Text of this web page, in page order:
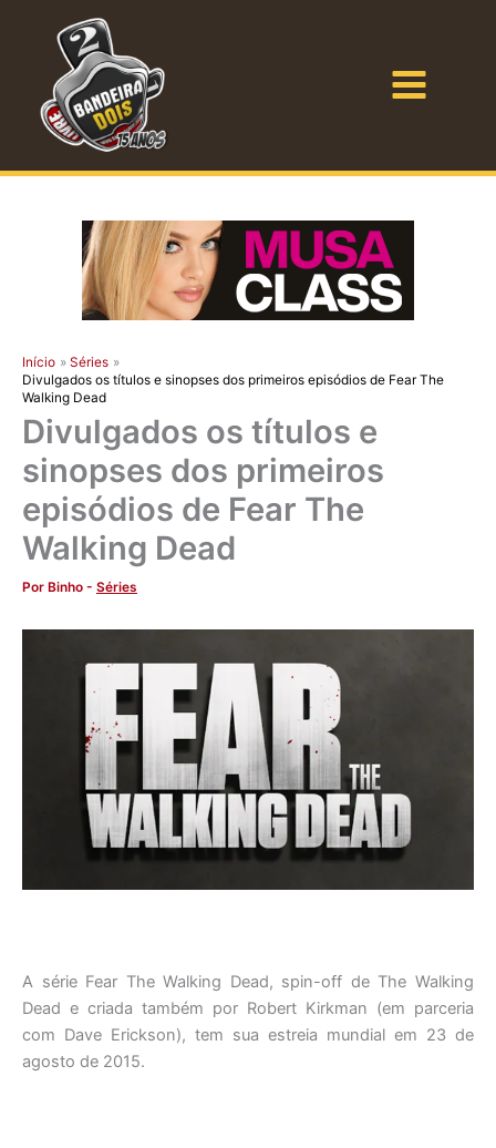
conteúdo
Início
Séries
Divulgados os títulos e sinopses dos primeiros episódios de Fear The
Walking Dead
Divulgados os títulos e
sinopses dos primeiros
episódios de Fear The
Walking Dead
Por Binho - Séries
A série Fear The Walking Dead, spin-off de The Walking
Dead e criada também por Robert Kirkman (em parceria
com Dave Erickson), tem sua estreia mundial em 23 de
agosto de 2015.